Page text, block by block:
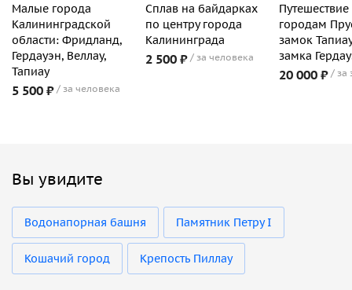
Малые города
Калининградской
области: Фридланд,
Гердауэн, Веллау,
Тапиау
5 500 ₽ за человека
Сплав на байдарках
по центру города
Калининграда
2 500 ₽ за человека
городам
замок
замка
20 000 ₽ за
Вы увидите
Водонапорная башня Памятник Петру I
Кошачий город Крепость Пиллау